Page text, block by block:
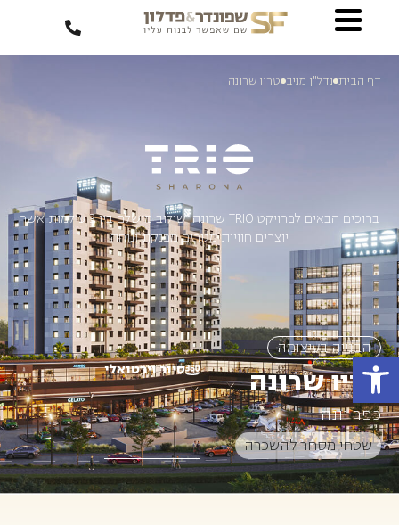
פתח סרגל נגישות
דף הבית נדל"ן מניב טריו שרונה
ברוכים הבאים לפרויקט TRIO שרונה. שילוב מושלם בין 3 עולמות אשר
יוצרים חוויית מגורים מפנקת ונוחה
הבנייה בעיצומה
טריו שרונה
כפר יונה
שטחי מסחר להשכרה
סיור וירטואלי